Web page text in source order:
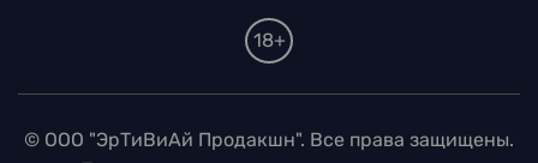
18+
© ООО "ЭрТиВиАй Продакшн". Все права защищены.